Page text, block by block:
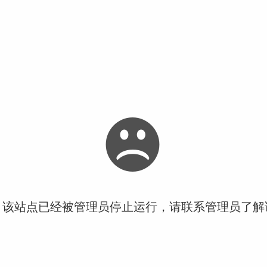
站点已经被管理员停止运行，请联系管理员了